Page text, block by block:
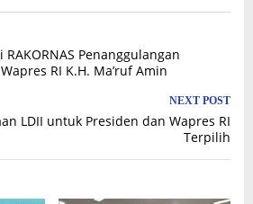
Penanggulangan
RI K.H. Ma’ruf Amin
NEXT POST
LDII untuk Presiden dan Wapres RI
Terpilih